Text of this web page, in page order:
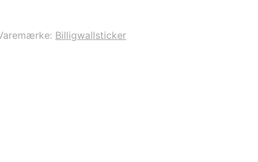
Billigwallsticker